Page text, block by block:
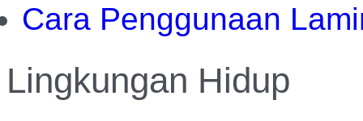
Cara Penggunaan
Lingkungan Hidup